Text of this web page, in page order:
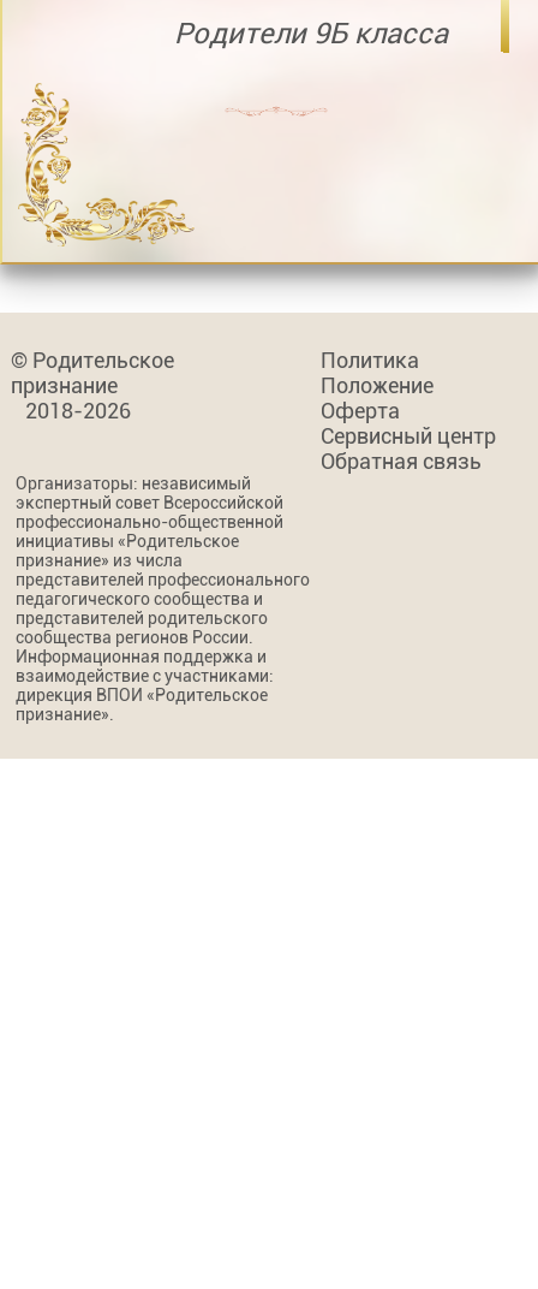
Родители 9Б класса
© Родительское
признание
2018-2026
Политика
Положение
Оферта
Сервисный центр
Обратная связь
Организаторы: независимый
экспертный совет Всероссийской
профессионально-общественной
инициативы «Родительское
признание» из числа
представителей профессионального
педагогического сообщества и
представителей родительского
сообщества регионов России.
Информационная поддержка и
взаимодействие с участниками:
дирекция ВПОИ «Родительское
признание».